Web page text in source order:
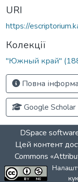
URI
https://
Колекції
"Южный край"
Повна
Google Scholar
DSpace
Цей контент
Commons